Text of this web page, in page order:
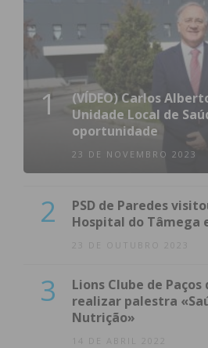
1
(VÍDEO) Carlos
Unidade Local de
oportunidade
23 DE NOVEMBRO 2023
2
PSD de Paredes
Hospital do Tâmega
23 DE OUTUBRO 2023
3
Lions Clube de
realizar palestra
Nutrição»
14 DE ABRIL 2022